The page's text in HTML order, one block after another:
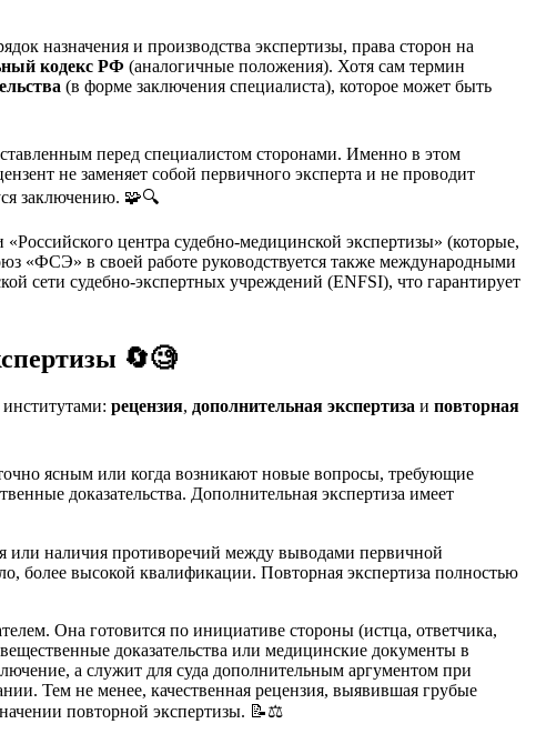
назначения и производства экспертизы, права сторон на
кодекс РФ (аналогичные положения). Хотя сам термин
(в форме заключения специалиста), которое может быть
перед специалистом сторонами. Именно в этом
не заменяет собой первичного эксперта и не проводит
заключению. 🧩🔍
центра судебно-медицинской экспертизы» (которые,
«ФСЭ» в своей работе руководствуется также международными
сети судебно-экспертных учреждений (ENFSI), что гарантирует
🔄🧐
рецензия, дополнительная экспертиза и повторная
ясным или когда возникают новые вопросы, требующие
доказательства. Дополнительная экспертиза имеет
или наличия противоречий между выводами первичной
более высокой квалификации. Повторная экспертиза полностью
Она готовится по инициативе стороны (истца, ответчика,
доказательства или медицинские документы в
а служит для суда дополнительным аргументом при
Тем не менее, качественная рецензия, выявившая грубые
повторной экспертизы. 📝⚖️